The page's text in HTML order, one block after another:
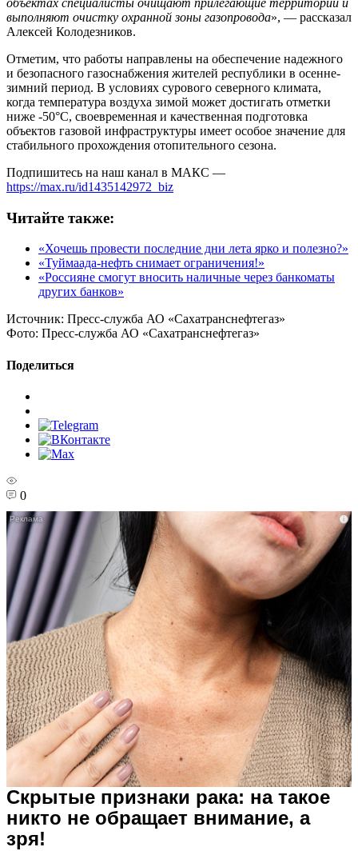
выполняют очистку охранной зоны газопровода», — рассказал
Алексей Колодезников.
Отметим, что работы направлены на обеспечение надежного
и безопасного газоснабжения жителей республики в осенне-
зимний период. В условиях сурового северного климата,
когда температура воздуха зимой может достигать отметки
ниже -50°C, своевременная и качественная подготовка
объектов газовой инфраструктуры имеет особое значение для
стабильного прохождения отопительного сезона.
Подпишитесь на наш канал в МАКС —
https://max.ru/id1435142972_biz
Читайте также:
«Хочешь провести последние дни лета ярко и полезно?»
«Туймаада-нефть снимает ограничения!»
«Россияне смогут вносить наличные через банкоматы
других банков»
Источник: Пресс-служба АО «Сахатранснефтегаз»
Фото: Пресс-служба АО «Сахатранснефтегаз»
Поделиться
0
i
Скрытые признаки рака: на такое
никто не обращает внимание, а
зря!